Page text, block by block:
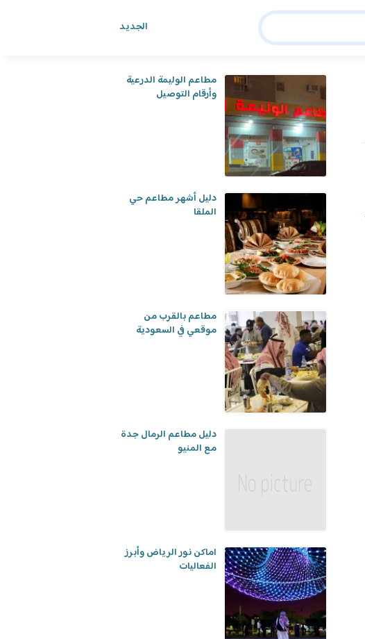
الجديد
شاهد أيضا
مطاعم الوليمة الدرعية
وأرقام التوصيل
دليل أشهر مطاعم حي
الملقا
مطاعم بالقرب من
موقعي في السعودية
دليل مطاعم الرمال جدة
مع المنيو
اماكن نور الرياض وأبرز
الفعاليات